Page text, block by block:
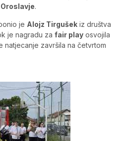
.
je Alojz Tirgušek iz društva
je nagradu za fair play osvojila
natjecanje završila na četvrtom